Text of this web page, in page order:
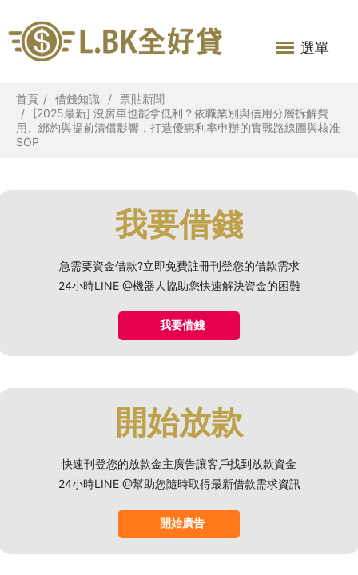
選單
首頁 借錢知識
票貼新聞
[2025最新] 沒房車也能拿低利？依職業別與信用分層拆解費
用、綁約與提前清償影響，打造優惠利率申辦的實戰路線圖與核准
SOP
我要借錢
急需要資金借款?立即免費註冊刊登您的借款需求
24小時LINE @機器人協助您快速解決資金的困難
我要借錢
開始放款
快速刊登您的放款金主廣告讓客戶找到放款資金
24小時LINE @幫助您隨時取得最新借款需求資訊
開始廣告